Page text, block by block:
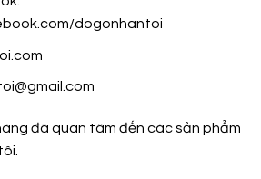
dogonhantoi
đã quan tâm đến các sản phẩm